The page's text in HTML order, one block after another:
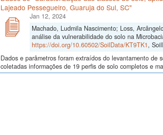
Lajeado Pessegueiro, Guaruja do Sul, SC"
Jan 12, 2024
Machado, Ludmila Nascimento; Loss,
análise da vulnerabilidade do solo na
https://doi.org/10.60502/SoilData/KT9TK1,
Dados e parâmetros foram extraídos do levantamento
coletadas informações de 19 perfis de solo completos e